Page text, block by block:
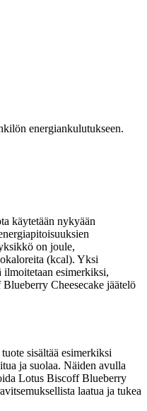
energiankulutukseen.
käytetään nykyään
on joule,
(kcal). Yksi
esimerkiksi,
Cheesecake jäätelö
sisältää esimerkiksi
ja suolaa. Näiden avulla
Lotus Biscoff Blueberry
laatua ja tukea